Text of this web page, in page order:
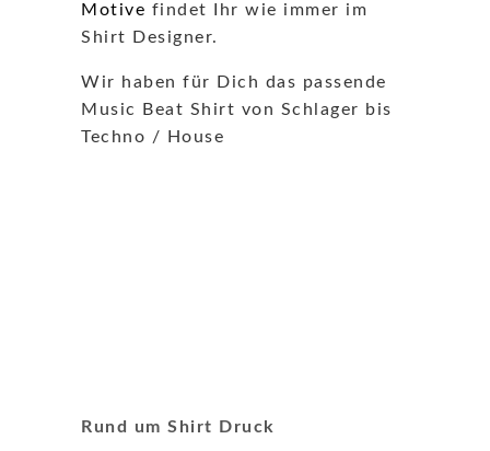
Motive findet Ihr wie immer im
Shirt Designer.
Wir haben für Dich das passende
Music Beat Shirt von Schlager bis
Techno / House
Rund um Shirt Druck